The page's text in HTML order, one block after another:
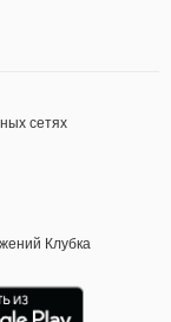
сетях
Клубка